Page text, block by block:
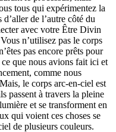
tous qui expérimentez la
de l’autre côté du
avec votre Être Divin
n’utilisez pas le corps
pas encore prêts pour
que nous avions fait ici et
comme nous
le corps arc-en-ciel est
passent à travers la pleine
et se transforment en
qui voient ces choses se
de plusieurs couleurs.